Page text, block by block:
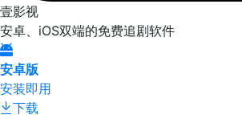
壹影视
安卓、iOS双端的免费追剧软件
安卓版
安装即用
下载